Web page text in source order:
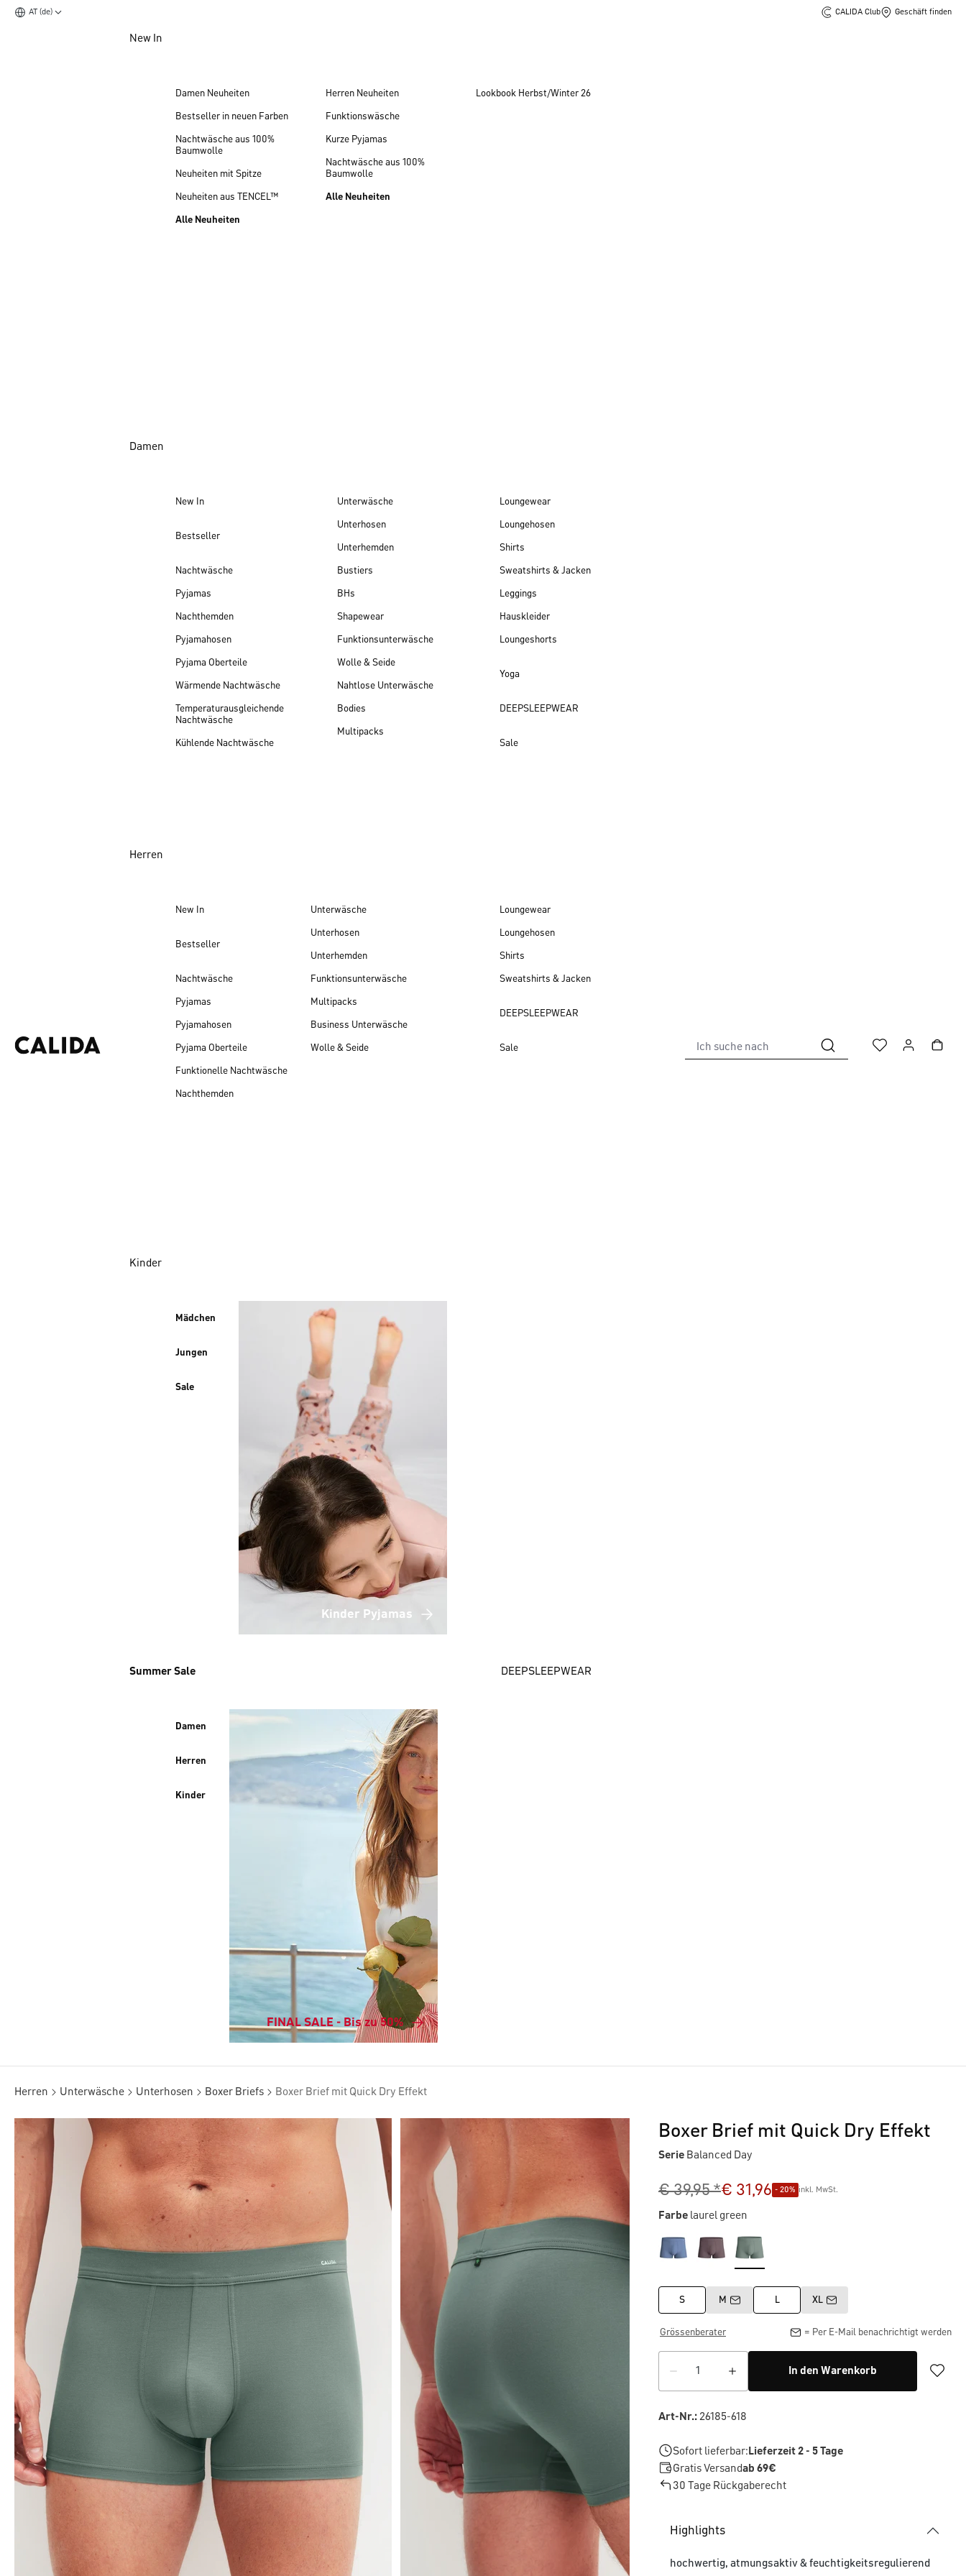
AT (de) CALIDA Club Geschäft finden
Zum Hauptinhalt springenNew In
Damen Neuheiten
Bestseller in neuen Farben
Nachtwäsche aus 100%
Baumwolle
Neuheiten mit Spitze
Neuheiten aus TENCEL™
Alle Neuheiten
Herren Neuheiten
Funktionswäsche
Kurze Pyjamas
Nachtwäsche aus 100%
Baumwolle
Alle Neuheiten
Lookbook Herbst/Winter 26
Damen
New In
Bestseller
Nachtwäsche
Pyjamas
Nachthemden
Pyjamahosen
Pyjama Oberteile
Wärmende Nachtwäsche
Temperaturausgleichende
Nachtwäsche
Kühlende Nachtwäsche
Unterwäsche
Unterhosen
Unterhemden
Bustiers
BHs
Shapewear
Funktionsunterwäsche
Wolle & Seide
Nahtlose Unterwäsche
Bodies
Multipacks
Loungewear
Loungehosen
Shirts
Sweatshirts & Jacken
Leggings
Hauskleider
Loungeshorts
Yoga
DEEPSLEEPWEAR
Sale
Herren
New In
Bestseller
Nachtwäsche
Pyjamas
Pyjamahosen
Pyjama Oberteile
Funktionelle Nachtwäsche
Nachthemden
Unterwäsche
Unterhosen
Unterhemden
Funktionsunterwäsche
Multipacks
Business Unterwäsche
Wolle & Seide
Loungewear
Loungehosen
Shirts
Sweatshirts & Jacken
DEEPSLEEPWEAR
Sale
Kinder
Mädchen
Jungen
Sale
Kinder Pyjamas
Summer Sale
Damen
Herren
Kinder
FINAL SALE - Bis zu 50%
DEEPSLEEPWEAR
Herren Unterwäsche Unterhosen Boxer Briefs Boxer Brief mit Quick Dry Effekt
Boxer Brief mit Quick Dry Effekt
Serie Balanced Day
€ 39,95 *€ 31,96 - 20% inkl. MwSt.
Farbe laurel green
S M L XL
Grössenberater = Per E-Mail benachrichtigt werden
In den Warenkorb
Art-Nr.:26185-618
Sofort lieferbar: Lieferzeit 2 - 5 Tage
Gratis Versandab 69€
30 Tage Rückgaberecht
Highlights
hochwertig, atmungsaktiv & feuchtigkeitsregulierend